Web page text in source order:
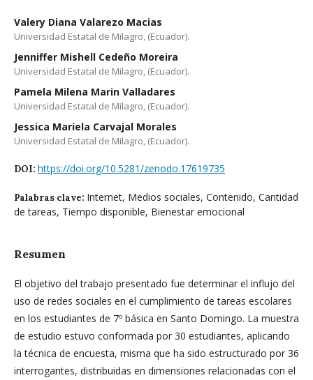
Valery Diana Valarezo Macias
Universidad Estatal de Milagro, (Ecuador).
Jenniffer Mishell Cedeño Moreira
Universidad Estatal de Milagro, (Ecuador).
Pamela Milena Marin Valladares
Universidad Estatal de Milagro, (Ecuador).
Jessica Mariela Carvajal Morales
Universidad Estatal de Milagro, (Ecuador).
DOI: https://doi.org/10.5281/zenodo.17619735
Palabras clave: Internet, Medios sociales, Contenido, Cantidad
de tareas, Tiempo disponible, Bienestar emocional
Resumen
El objetivo del trabajo presentado fue determinar el influjo del
uso de redes sociales en el cumplimiento de tareas escolares
en los estudiantes de 7º básica en Santo Domingo. La muestra
de estudio estuvo conformada por 30 estudiantes, aplicando
la técnica de encuesta, misma que ha sido estructurado por 36
interrogantes, distribuidas en dimensiones relacionadas con el